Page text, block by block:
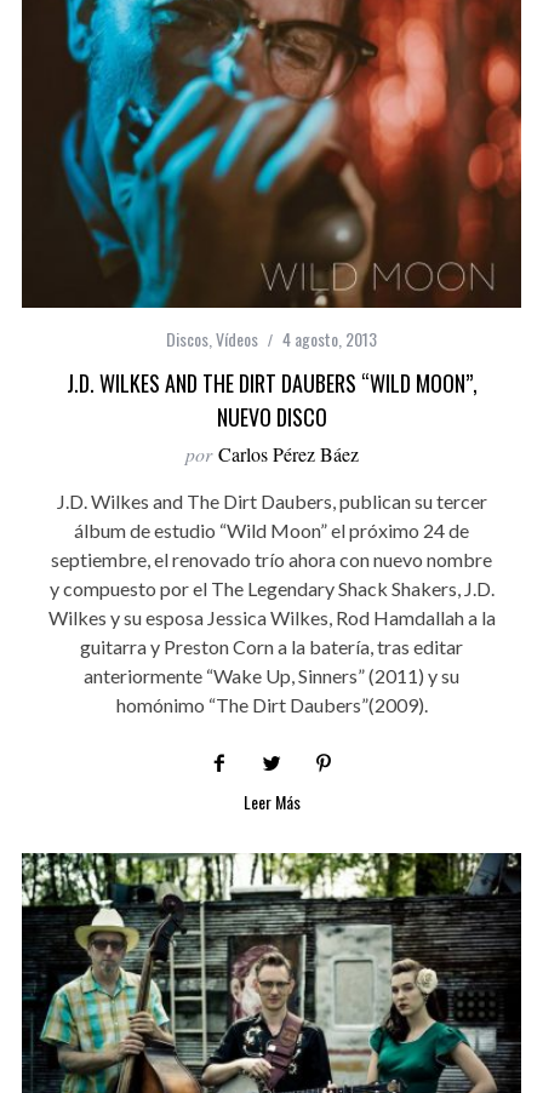
Discos Vídeos 4 agosto, 2013
J.D. WILKES AND THE DIRT DAUBERS “WILD MOON”,
NUEVO DISCO
por Carlos Pérez Báez
J.D. Wilkes and The Dirt Daubers, publican su tercer
álbum de estudio “Wild Moon” el próximo 24 de
septiembre, el renovado trío ahora con nuevo nombre
y compuesto por el The Legendary Shack Shakers, J.D.
Wilkes y su esposa Jessica Wilkes, Rod Hamdallah a la
guitarra y Preston Corn a la batería, tras editar
anteriormente “Wake Up, Sinners” (2011) y su
homónimo “The Dirt Daubers”(2009).
Leer Más